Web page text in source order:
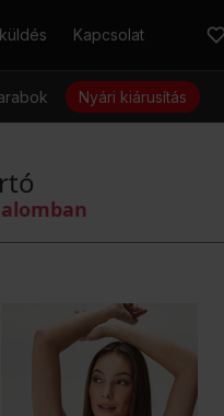
Kapcsolat
Nyári kiárusítás